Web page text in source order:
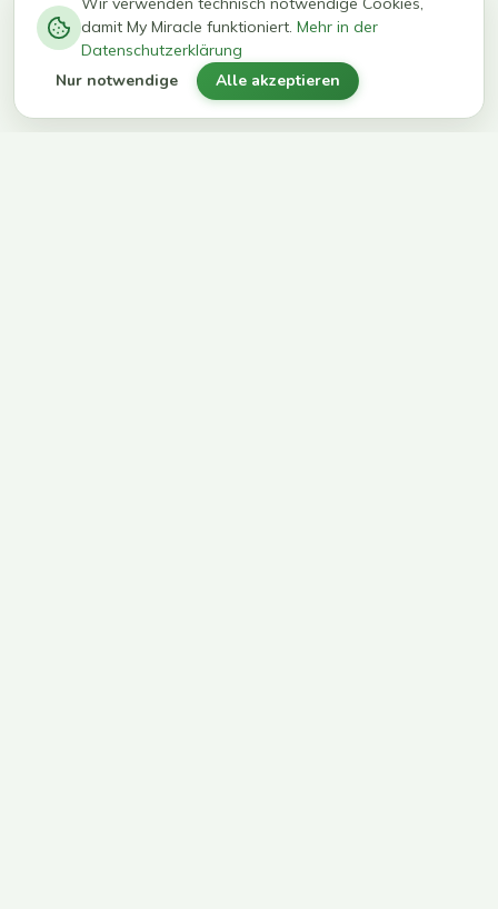
kg in 12
Wochen
erreichen
ihr Ziel
damit My Miracle funktioniert. Mehr in der
Datenschutzerklärung
Nur notwendige Alle akzeptieren